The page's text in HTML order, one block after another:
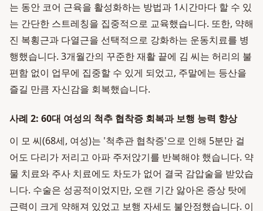
는 동안 코어 근육을 활성화하는 방법과 1시간마다 할 수 있
는 간단한 스트레칭을 집중적으로 교육했습니다. 또한, 약해
진 복횡근과 다열근을 선택적으로 강화하는 운동치료를 병
행했습니다. 3개월간의 꾸준한 재활 끝에 김 씨는 허리의 불
편함 없이 업무에 집중할 수 있게 되었고, 주말에는 등산을
즐길 만큼 자신감을 회복했습니다.
사례 2: 60대 여성의 척추 협착증 회복과 보행 능력 향상
이 모 씨(68세, 여성)는 '척추관 협착증'으로 인해 5분만 걸
어도 다리가 저리고 아파 주저앉기를 반복해야 했습니다. 약
물 치료와 주사 치료에도 차도가 없어 결국 감압술을 받았습
니다. 수술은 성공적이었지만, 오랜 기간 앓아온 증상 탓에
근력이 크게 약해져 있었고 보행 자세도 불안정했습니다. 이